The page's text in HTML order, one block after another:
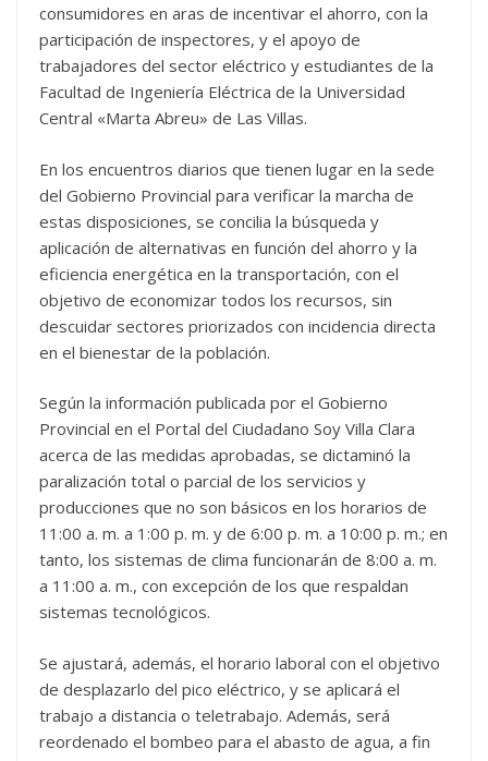
consumidores en aras de incentivar el ahorro, con la
participación de inspectores, y el apoyo de
trabajadores del sector eléctrico y estudiantes de la
Facultad de Ingeniería Eléctrica de la Universidad
Central «Marta Abreu» de Las Villas.
En los encuentros diarios que tienen lugar en la sede
del Gobierno Provincial para verificar la marcha de
estas disposiciones, se concilia la búsqueda y
aplicación de alternativas en función del ahorro y la
eficiencia energética en la transportación, con el
objetivo de economizar todos los recursos, sin
descuidar sectores priorizados con incidencia directa
en el bienestar de la población.
Según la información publicada por el Gobierno
Provincial en el Portal del Ciudadano Soy Villa Clara
acerca de las medidas aprobadas, se dictaminó la
paralización total o parcial de los servicios y
producciones que no son básicos en los horarios de
11:00 a. m. a 1:00 p. m. y de 6:00 p. m. a 10:00 p. m.; en
tanto, los sistemas de clima funcionarán de 8:00 a. m.
a 11:00 a. m., con excepción de los que respaldan
sistemas tecnológicos.
Se ajustará, además, el horario laboral con el objetivo
de desplazarlo del pico eléctrico, y se aplicará el
trabajo a distancia o teletrabajo. Además, será
reordenado el bombeo para el abasto de agua, a fin